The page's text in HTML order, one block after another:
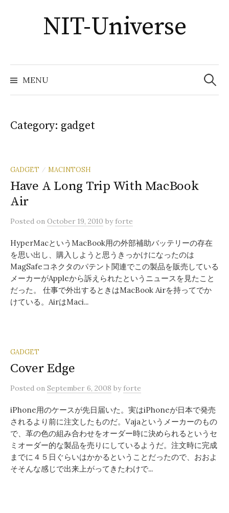
NIT-Universe
MENU
Search
for:
Category: gadget
GADGET / MACINTOSH
Have A Long Trip With MacBook
Air
Posted on October 19, 2010 byforte
HyperMacというMacBook用の外部補助バッテリーの存在
を思い出し、購入しようと思うきっかけになったのは
MagSafeコネクタのパテント関連でこの製品を販売している
メーカーがAppleから訴えられたというニュースを見たこと
だった。 仕事で外出するときはMacBook Airを持ってでか
けている。AirはMaci...
GADGET
Cover Edge
Posted on September 6, 2008 byforte
iPhone用のケースが先日届いた。実はiPhoneが日本で発売
されるより前に注文したものだ。Vajaというメーカーのもの
で、革の色の組み合わせをオーダー時に決められるというセ
ミオーダー的な製品を売りにしているようだ。注文時に完成
までに４５日ぐらいはかかるということだったので、おおよ
そそんな感じで出来上がってきたわけで...